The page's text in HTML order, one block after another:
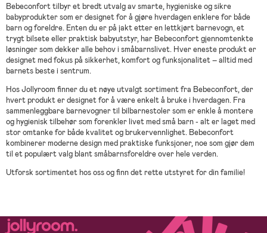
Bebeconfort tilbyr et bredt utvalg av smarte, hygieniske og sikre
babyprodukter som er designet for å gjøre hverdagen enklere for både
barn og foreldre. Enten du er på jakt etter en lettkjørt barnevogn, et
trygt bilsete eller praktisk babyutstyr, har Bebeconfort gjennomtenkte
løsninger som dekker alle behov i småbarnslivet. Hver eneste produkt er
designet med fokus på sikkerhet, komfort og funksjonalitet – alltid med
barnets beste i sentrum.
Hos Jollyroom finner du et nøye utvalgt sortiment fra Bebeconfort, der
hvert produkt er designet for å være enkelt å bruke i hverdagen. Fra
sammenleggbare barnevogner til bilbarnestoler som er enkle å montere
og hygienisk tilbehør som forenkler livet med små barn - alt er laget med
stor omtanke for både kvalitet og brukervennlighet. Bebeconfort
kombinerer moderne design med praktiske funksjoner, noe som gjør dem
til et populært valg blant småbarnsforeldre over hele verden.
Utforsk sortimentet hos oss og finn det rette utstyret for din familie!